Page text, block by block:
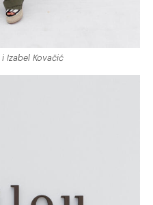
Izabel Kovačić